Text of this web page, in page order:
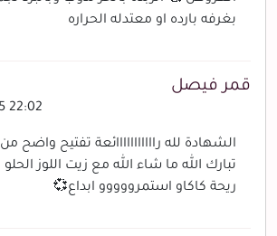
بغرفه بارده او معتدله الحراره
قمر فيصل
22:02
الشهادة لله رااااااااااائعة تفتيح واضح
تبارك الله ما شاء الله مع زيت اللوز
ريحة كاكاو استمرووووو ابداع💞